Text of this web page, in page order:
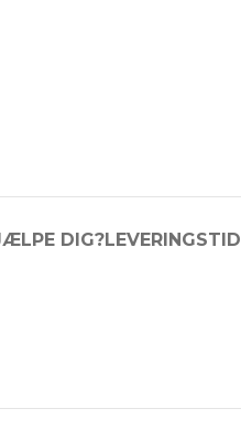
DIG?LEVERINGSTID